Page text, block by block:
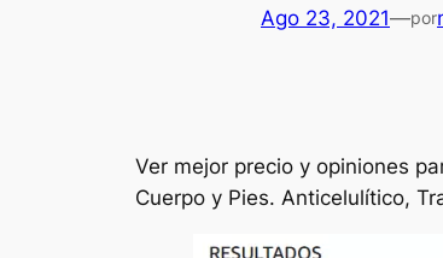
Ago 23, 2021—por
Ver mejor precio y opiniones
Cuerpo y Pies. Anticelulítico,